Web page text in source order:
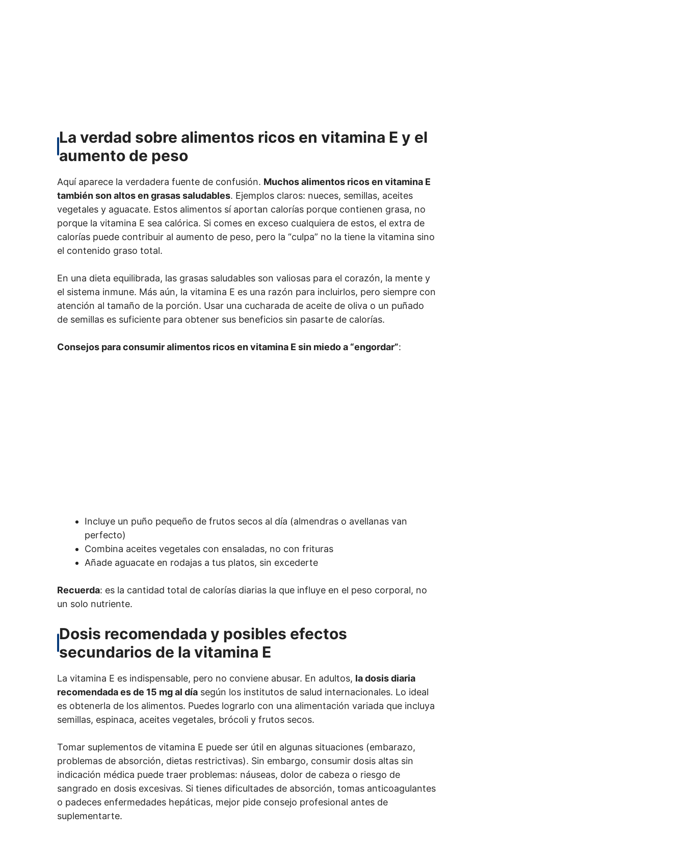
La verdad sobre alimentos ricos en vitamina E y el
aumento de peso
Aquí aparece la verdadera fuente de confusión. Muchos alimentos ricos en vitamina E
también son altos en grasas saludables. Ejemplos claros: nueces, semillas, aceites
vegetales y aguacate. Estos alimentos sí aportan calorías porque contienen grasa, no
porque la vitamina E sea calórica. Si comes en exceso cualquiera de estos, el extra de
calorías puede contribuir al aumento de peso, pero la “culpa” no la tiene la vitamina sino
el contenido graso total.
En una dieta equilibrada, las grasas saludables son valiosas para el corazón, la mente y
el sistema inmune. Más aún, la vitamina E es una razón para incluirlos, pero siempre con
atención al tamaño de la porción. Usar una cucharada de aceite de oliva o un puñado
de semillas es suficiente para obtener sus beneficios sin pasarte de calorías.
Consejos para consumir alimentos ricos en vitamina E sin miedo a “engordar”:
Incluye un puño pequeño de frutos secos al día (almendras o avellanas van
perfecto)
Combina aceites vegetales con ensaladas, no con frituras
Añade aguacate en rodajas a tus platos, sin excederte
Recuerda: es la cantidad total de calorías diarias la que influye en el peso corporal, no
un solo nutriente.
Dosis recomendada y posibles efectos
secundarios de la vitamina E
La vitamina E es indispensable, pero no conviene abusar. En adultos, la dosis diaria
recomendada es de 15 mg al día según los institutos de salud internacionales. Lo ideal
es obtenerla de los alimentos. Puedes lograrlo con una alimentación variada que incluya
semillas, espinaca, aceites vegetales, brócoli y frutos secos.
Tomar suplementos de vitamina E puede ser útil en algunas situaciones (embarazo,
problemas de absorción, dietas restrictivas). Sin embargo, consumir dosis altas sin
indicación médica puede traer problemas: náuseas, dolor de cabeza o riesgo de
sangrado en dosis excesivas. Si tienes dificultades de absorción, tomas anticoagulantes
o padeces enfermedades hepáticas, mejor pide consejo profesional antes de
suplementarte.